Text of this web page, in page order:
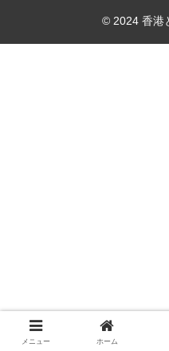
© 2024 香港
メニュー ホーム